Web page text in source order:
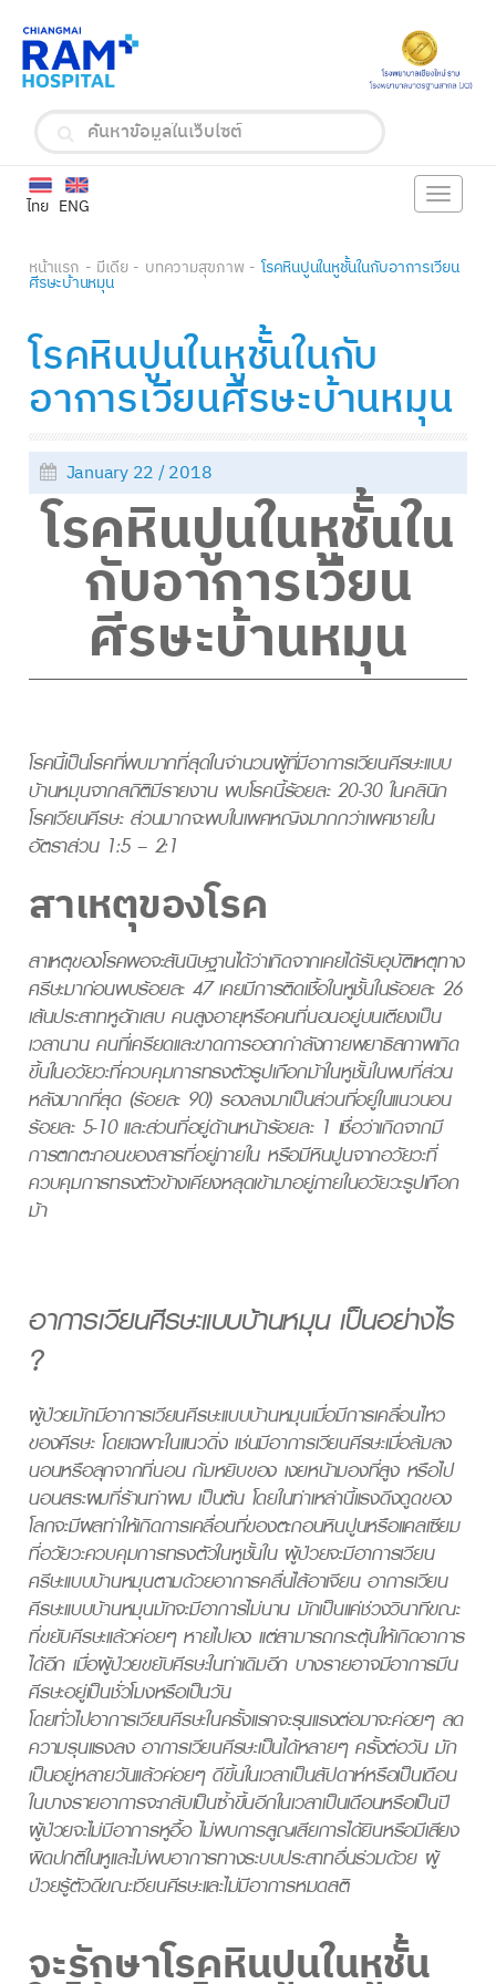
ENG
ไทย Toggle
หน้าแรก มีเดีย บทความสุขภาพ โรคหินปูนในหูชั้นในกับอาการเวียน
ศีรษะบ้านหมุน
โรคหินปูนในหูชั้นในกับ
อาการเวียนศีรษะบ้านหมุน
January 22 / 2018
โรคหินปูนในหูชั้นใน
กับอาการเวียน
ศีรษะบ้านหมุน
โรคนี้เป็นโรคที่พบมากที่สุดในจำนวนผู้ที่มีอาการเวียนศีรษะแบบ
บ้านหมุนจากสถิติมีรายงาน พบโรคนี้ร้อยละ 20-30 ในคลินิก
โรคเวียนศีรษะ ส่วนมากจะพบในเพศหญิงมากกว่าเพศชายใน
อัตราส่วน 1:5 – 2:1
สาเหตุของโรค
สาเหตุของโรคพอจะสันนิษฐานได้ว่าเกิดจากเคยได้รับอุบัติเหตุทาง
ศรีษะมาก่อนพบร้อยละ 47 เคยมีการติดเชื้อในหูชั้นในร้อยละ 26
เส้นประสาทหูอักเสบ คนสูงอายุหรือคนที่นอนอยู่บนเตียงเป็น
เวลานาน คนที่เครียดและขาดการออกกำลังกายพยาธิสภาพเกิด
ขึ้นในอวัยวะที่ควบคุมการทรงตัวรูปเกือกม้าในหูชั้นในพบที่ส่วน
หลังมากที่สุด (ร้อยละ 90) รองลงมาเป็นส่วนที่อยู่ในแนวนอน
ร้อยละ 5-10 และส่วนที่อยู่ด้านหน้าร้อยละ 1 เชื่อว่าเกิดจากมี
การตกตะกอนของสารที่อยู่ภายใน หรือมีหินปูนจากอวัยวะที่
ควบคุมการทรงตัวข้างเคียงหลุดเข้ามาอยู่ภายในอวัยวะรูปเกือก
ม้า
อาการเวียนศีรษะแบบบ้านหมุน เป็นอย่างไร
?
ผู้ป่วยมักมีอาการเวียนศีรษะแบบบ้านหมุนเมื่อมีการเคลื่อนไหว
ของศีรษะ โดยเฉพาะในแนวดิ่ง เช่นมีอาการเวียนศีรษะเมื่อล้มลง
นอนหรือลุกจากที่นอน ก้มหยิบของ เงยหน้ามองที่สูง หรือไป
นอนสระผมที่ร้านทำผม เป็นต้น โดยในท่าเหล่านี้แรงดึงดูดของ
โลกจะมีผลทำให้เกิดการเคลื่อนที่ของตะกอนหินปูนหรือแคลเซียม
ที่อวัยวะควบคุมการทรงตัวในหูชั้นใน ผู้ป่วยจะมีอาการเวียน
ศรีษะแบบบ้านหมุนตามด้วยอาการคลื่นไส้อาเจียน อาการเวียน
ศีรษะแบบบ้านหมุนมักจะมีอาการไม่นาน มักเป็นแค่ช่วงวินาทีขณะ
ที่ขยับศีรษะแล้วค่อยๆ หายไปเอง แต่สามารถกระตุ้นให้เกิดอาการ
ได้อีก เมื่อผู้ป่วยขยับศีรษะในท่าเดิมอีก บางรายอาจมีอาการมึน
ศีรษะอยู่เป็นชั่วโมงหรือเป็นวัน
โดยทั่วไปอาการเวียนศีรษะในครั้งแรกจะรุนแรงต่อมาจะค่อยๆ ลด
ความรุนแรงลง อาการเวียนศีรษะเป็นได้หลายๆ ครั้งต่อวัน มัก
เป็นอยู่หลายวันแล้วค่อยๆ ดีขึ้นในเวลาเป็นสัปดาห์หรือเป็นเดือน
ในบางรายอาการจะกลับเป็นซ้ำขึ้นอีกในเวลาเป็นเดือนหรือเป็นปี
ผู้ป่วยจะไม่มีอาการหูอื้อ ไม่พบการสูญเสียการได้ยินหรือมีเสียง
ผิดปกติในหูและไม่พบอาการทางระบบประสาทอื่นร่วมด้วย ผู้
ป่วยรู้ตัวดีขณะเวียนศีรษะและไม่มีอาการหมดสติ
จะรักษาโรคหินปูนในหูชั้น